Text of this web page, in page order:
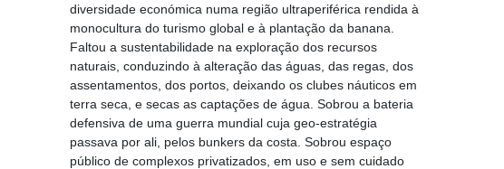
diversidade económica numa região ultraperiférica rendida à
monocultura do turismo global e à plantação da banana.
Faltou a sustentabilidade na exploração dos recursos
naturais, conduzindo à alteração das águas, das regas, dos
assentamentos, dos portos, deixando os clubes náuticos em
terra seca, e secas as captações de água. Sobrou a bateria
defensiva de uma guerra mundial cuja geo-estratégia
passava por ali, pelos bunkers da costa. Sobrou espaço
público de complexos privatizados, em uso e sem cuidado